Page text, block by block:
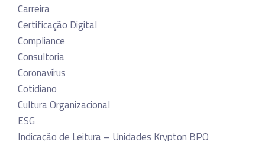
Carreira
Certificação Digital
Compliance
Consultoria
Coronavírus
Cotidiano
Cultura Organizacional
ESG
Indicação de Leitura – Unidades Krypton BPO